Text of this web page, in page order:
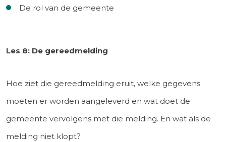
De rol van de gemeente
Les 8: De gereedmelding
Hoe ziet die gereedmelding eruit, welke gegevens
moeten er worden aangeleverd en wat doet de
gemeente vervolgens met die melding. En wat als de
melding niet klopt?